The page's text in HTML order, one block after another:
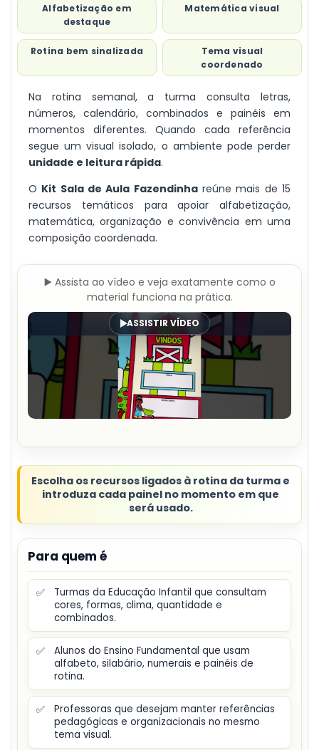
Alfabetização em
destaque
Matemática visual
Rotina bem sinalizada
Tema visual
coordenado
Na rotina semanal, a turma consulta letras,
números, calendário, combinados e painéis em
momentos diferentes. Quando cada referência
segue um visual isolado, o ambiente pode perder
unidade e leitura rápida.
O Kit Sala de Aula Fazendinhareúne mais de 15
recursos temáticos para apoiar alfabetização,
matemática, organização e convivência em uma
composição coordenada.
▶️ Assista ao vídeo e veja exatamente como o
material funciona na prática.
ASSISTIR VÍDEO
Escolha os recursos ligados à rotina da turma e
introduza cada painel no momento em que
será usado.
Para quem é
✅
Turmas da Educação Infantil que consultam
cores, formas, clima, quantidade e
combinados.
✅
Alunos do Ensino Fundamental que usam
alfabeto, silabário, numerais e painéis de
rotina.
✅
Professoras que desejam manter referências
pedagógicas e organizacionais no mesmo
tema visual.